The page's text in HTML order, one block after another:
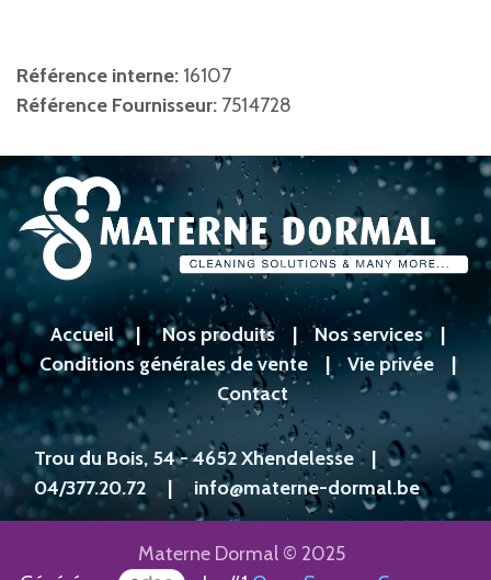
Référence interne: 16107
Référence Fournisseur: 7514728
Accueil|Nos produits|Nos services|
Conditions générales de vente | Vie privée |
Contact
Trou du Bois, 54 - 4652 Xhendelesse|
04/377.20.72 |info@materne-dormal.be
Materne Dormal © 2025